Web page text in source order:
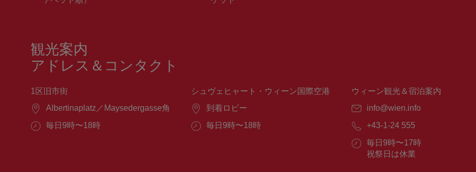
観光案内
アドレス＆コンタクト
1区旧市街
場
Albertinaplatz／Maysedergasse角
営
毎日9時〜18時
シュヴェヒャート・ウィーン国際空港
場
到着ロビー
営
毎日9時〜18時
ウィーン観光＆宿泊案内
E
ー
ル：
info@wien.info
電
番
号：
+43-1-24 555
営
業
毎日9時〜17時
祝祭日は休業